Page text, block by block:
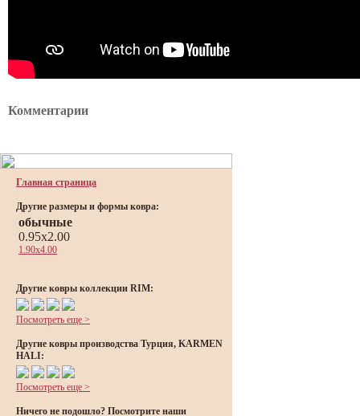
Комментарии
Главная страница
Другие размеры и формы ковра:
обычные
0.95x2.00
1.90x4.00
Другие ковры коллекции RIM:
Посмотреть еще >
Другие ковры производства Турция, KARMEN
HALI:
Посмотреть еще >
Ничего не подошло? Посмотрите наши